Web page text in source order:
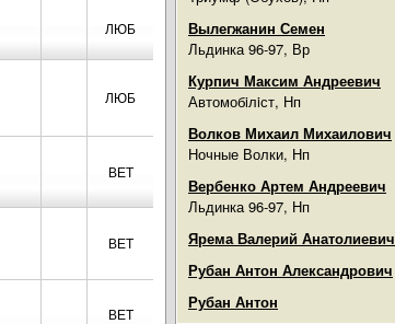
Вылегжанин Семен
Льдинка 96-97, Вр
Курпич Максим Андреевич
Автомобiлiст, Нп
Волков Михаил Михаилович
Ночные Волки, Нп
Вербенко Артем Андреевич
Льдинка 96-97, Нп
Ярема Валерий Анатолиевич
Рубан Антон Александрович
Рубан Антон
ЛЮБ
ЛЮБ
ВЕТ
ВЕТ
ВЕТ